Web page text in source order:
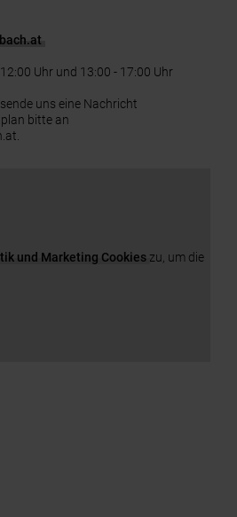
Uhr und 13:00 - 17:00 Uhr
uns eine Nachricht
bitte an
und Marketing Cookies zu, um die